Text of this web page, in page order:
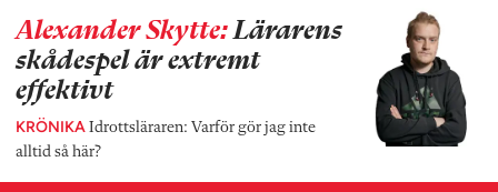
Alexander Skytte:Lärarens
skådespel är extremt
effektivt
KRÖNIKA Idrottsläraren: Varför gör jag inte
alltid så här?